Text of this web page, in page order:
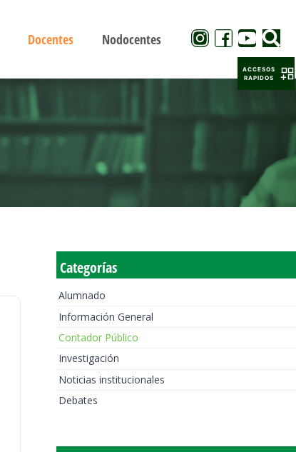
Docentes Nodocentes
Categorías
Alumnado
Información General
Contador Público
Investigación
Noticias institucionales
Debates
ACCESOS
RAPIDOS